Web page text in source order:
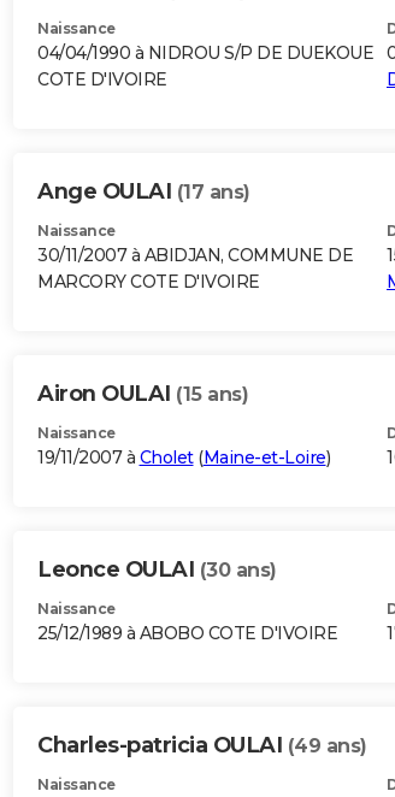
Naissance
04/04/1990 à NIDROU S/P DE DUEKOUE
COTE D'IVOIRE
Ange OULAI (17 ans)
Naissance
30/11/2007 à ABIDJAN, COMMUNE DE
MARCORY COTE D'IVOIRE
Airon OULAI (15 ans)
Naissance
19/11/2007 à Cholet(Maine-et-Loire)
Leonce OULAI (30 ans)
Naissance
25/12/1989 à ABOBO COTE D'IVOIRE
Charles-patricia OULAI (49 ans)
Naissance